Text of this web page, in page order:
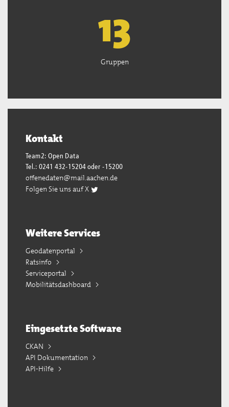
13
Gruppen
Kontakt
Team2: Open Data
Tel.: 0241 432-15204 oder -15200
offenedaten@mail.aachen.de
Folgen Sie uns auf X
Weitere Services
Geodatenportal
Ratsinfo
Serviceportal
Mobilitätsdashboard
Eingesetzte Software
CKAN
API Dokumentation
API-Hilfe